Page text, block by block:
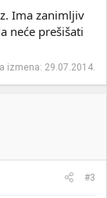
Ima zanimljiv
neće prešišati
izmena: 29.07.2014.
#3